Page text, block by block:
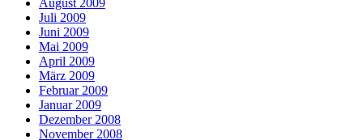
August 2009
Juli 2009
Juni 2009
Mai 2009
April 2009
März 2009
Februar 2009
Januar 2009
Dezember 2008
November 2008